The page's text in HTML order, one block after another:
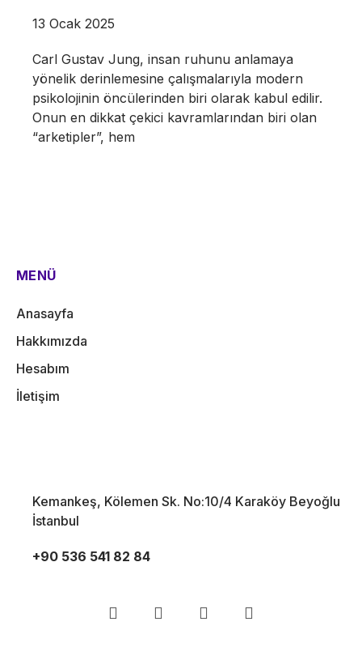
13 Ocak 2025
Carl Gustav Jung, insan ruhunu anlamaya
yönelik derinlemesine çalışmalarıyla modern
psikolojinin öncülerinden biri olarak kabul edilir.
Onun en dikkat çekici kavramlarından biri olan
“arketipler”, hem
MENÜ
Anasayfa
Hakkımızda
Hesabım
İletişim
Kemankeş, Kölemen Sk. No:10/4 Karaköy Beyoğlu
İstanbul
+90 536 541 82 84